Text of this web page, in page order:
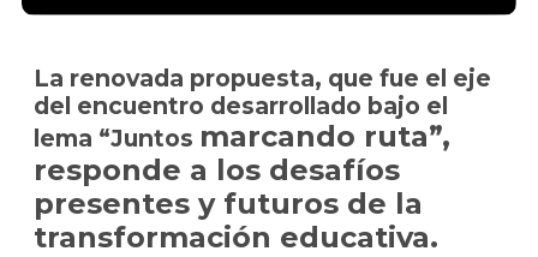
La renovada propuesta, que fue el eje
del encuentro desarrollado bajo el
lema “Juntos marcando ruta”,
responde a los desafíos
presentes y futuros de la
transformación educativa.